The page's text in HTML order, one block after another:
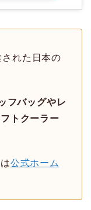
れた日本の
フバッグやレ
トクーラー
公式ホーム